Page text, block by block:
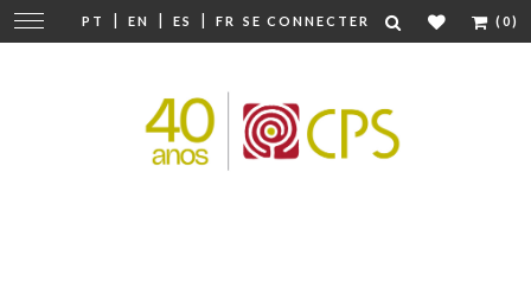
PT | EN | ES | FR SE CONNECTER (0)
Modifier
la